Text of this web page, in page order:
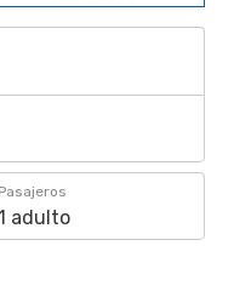
Pasajeros
adulto